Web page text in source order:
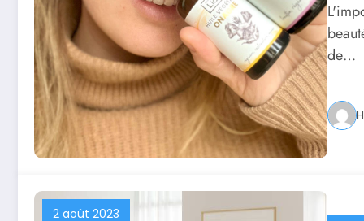
de…
2 août 2023